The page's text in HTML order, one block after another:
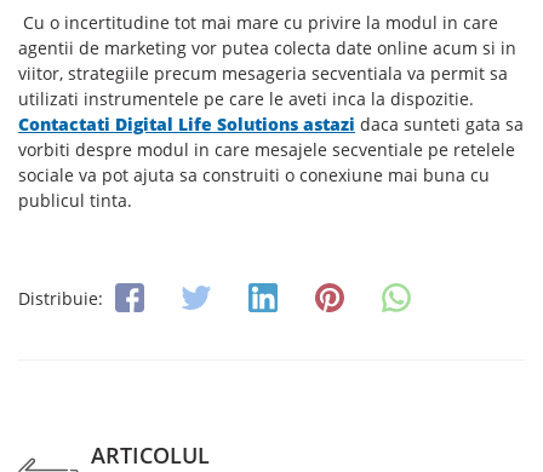
Cu o incertitudine tot mai mare cu privire la modul in care
agentii de marketing vor putea colecta date online acum si in
viitor, strategiile precum mesageria secventiala va permit sa
utilizati instrumentele pe care le aveti inca la dispozitie.
Contactati Digital Life Solutions astazi daca sunteti gata sa
vorbiti despre modul in care mesajele secventiale pe retelele
sociale va pot ajuta sa construiti o conexiune mai buna cu
publicul tinta.
Distribuie:
ARTICOLUL